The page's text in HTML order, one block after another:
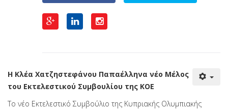
Η Κλέα Χατζηστεφάνου Παπαέλληνα νέο Μέλος
του Εκτελεστικού Συμβουλίου της ΚΟΕ
Το νέο Εκτελεστικό Συμβούλιο της Κυπριακής Ολυμπιακής